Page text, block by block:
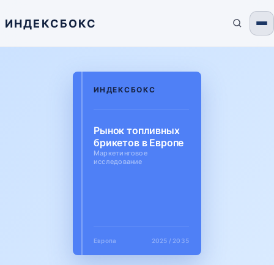
ИНДЕКСБОКС
ИНДЕКСБОКС
Рынок топливных
брикетов в Европе
Маркетинговое
исследование
Европа 2025 / 2035